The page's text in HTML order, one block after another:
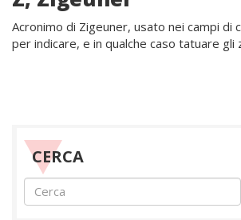
Acronimo di Zigeuner, usato nei campi di
per indicare, e in qualche caso tatuare gli
CERCA